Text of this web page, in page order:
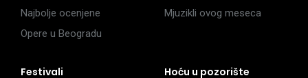
Najbolje ocenjene
Opere u Beogradu
Mjuzikli ovog meseca
Festivali Hoću u pozorište